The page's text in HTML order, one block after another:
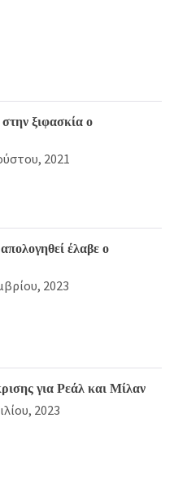
ξιφασκία ο
2021
έλαβε ο
2023
για Ρεάλ και Μίλαν
2023